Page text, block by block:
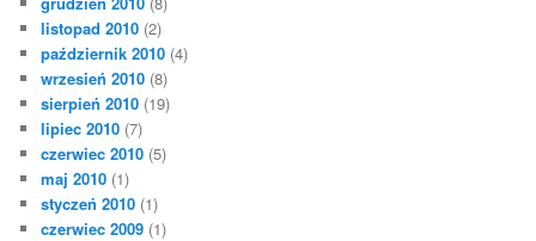
listopad 2010 (2)
październik 2010 (4)
wrzesień 2010 (8)
sierpień 2010 (19)
lipiec 2010 (7)
czerwiec 2010 (5)
maj 2010 (1)
styczeń 2010 (1)
czerwiec 2009 (1)